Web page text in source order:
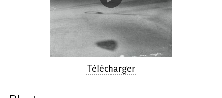
Télécharger